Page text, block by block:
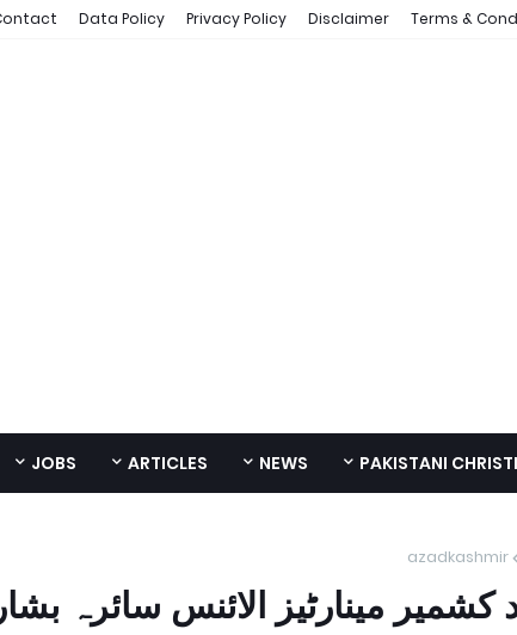
Terms &
Disclaimer
Privacy Policy
Data Policy
PAKISTANI
NEWS
ARTICLES
JOBS
azadkashmir
کشمیر مینارٹیز الائنس سائرہ